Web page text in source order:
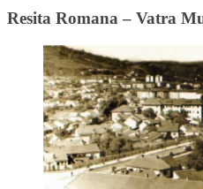
Resita Romana – Vatra